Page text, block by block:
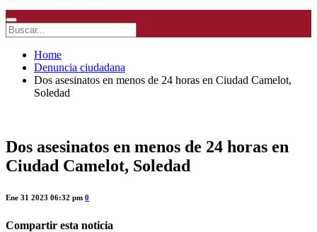
Home
Denuncia ciudadana
Dos asesinatos en menos de 24 horas en Ciudad Camelot,
Soledad
Dos asesinatos en menos de 24 horas en
Ciudad Camelot, Soledad
Ene 31 2023 06:32 pm 0
Compartir esta noticia